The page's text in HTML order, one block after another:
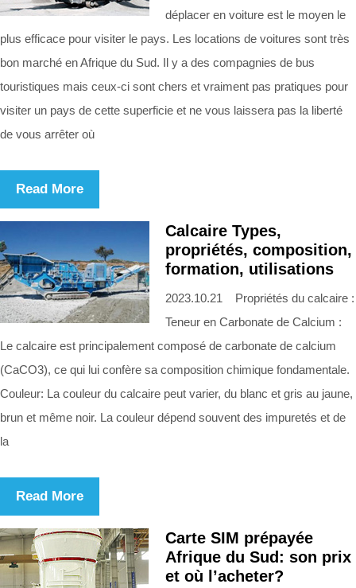
déplacer en voiture est le moyen le
plus efficace pour visiter le pays. Les locations de voitures sont très
bon marché en Afrique du Sud. Il y a des compagnies de bus
touristiques mais ceux-ci sont chers et vraiment pas pratiques pour
visiter un pays de cette superficie et ne vous laissera pas la liberté
de vous arrêter où
Read More
Calcaire Types,
propriétés, composition,
formation, utilisations
2023.10.21 Propriétés du calcaire :
Teneur en Carbonate de Calcium :
Le calcaire est principalement composé de carbonate de calcium
(CaCO3), ce qui lui confère sa composition chimique fondamentale.
Couleur: La couleur du calcaire peut varier, du blanc et gris au jaune,
brun et même noir. La couleur dépend souvent des impuretés et de
la
Read More
Carte SIM prépayée
Afrique du Sud: son prix
et où l’acheter?